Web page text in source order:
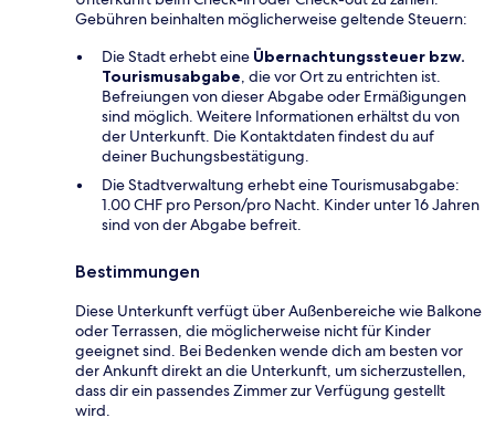
Gebühren beinhalten möglicherweise geltende Steuern:
Die Stadt erhebt eine Übernachtungssteuer bzw.
Tourismusabgabe, die vor Ort zu entrichten ist.
Befreiungen von dieser Abgabe oder Ermäßigungen
sind möglich. Weitere Informationen erhältst du von
der Unterkunft. Die Kontaktdaten findest du auf
deiner Buchungsbestätigung.
Die Stadtverwaltung erhebt eine Tourismusabgabe:
1.00 CHF pro Person/pro Nacht. Kinder unter 16 Jahren
sind von der Abgabe befreit.
Bestimmungen
Diese Unterkunft verfügt über Außenbereiche wie Balkone
oder Terrassen, die möglicherweise nicht für Kinder
geeignet sind. Bei Bedenken wende dich am besten vor
der Ankunft direkt an die Unterkunft, um sicherzustellen,
dass dir ein passendes Zimmer zur Verfügung gestellt
wird.